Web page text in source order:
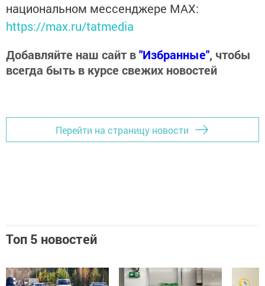
национальном мессенджере MАХ:
https://max.ru/tatmedia
Добавляйте наш сайт в"Избранные", чтобы
всегда быть в курсе свежих новостей
Перейти на страницу новости
Топ 5 новостей